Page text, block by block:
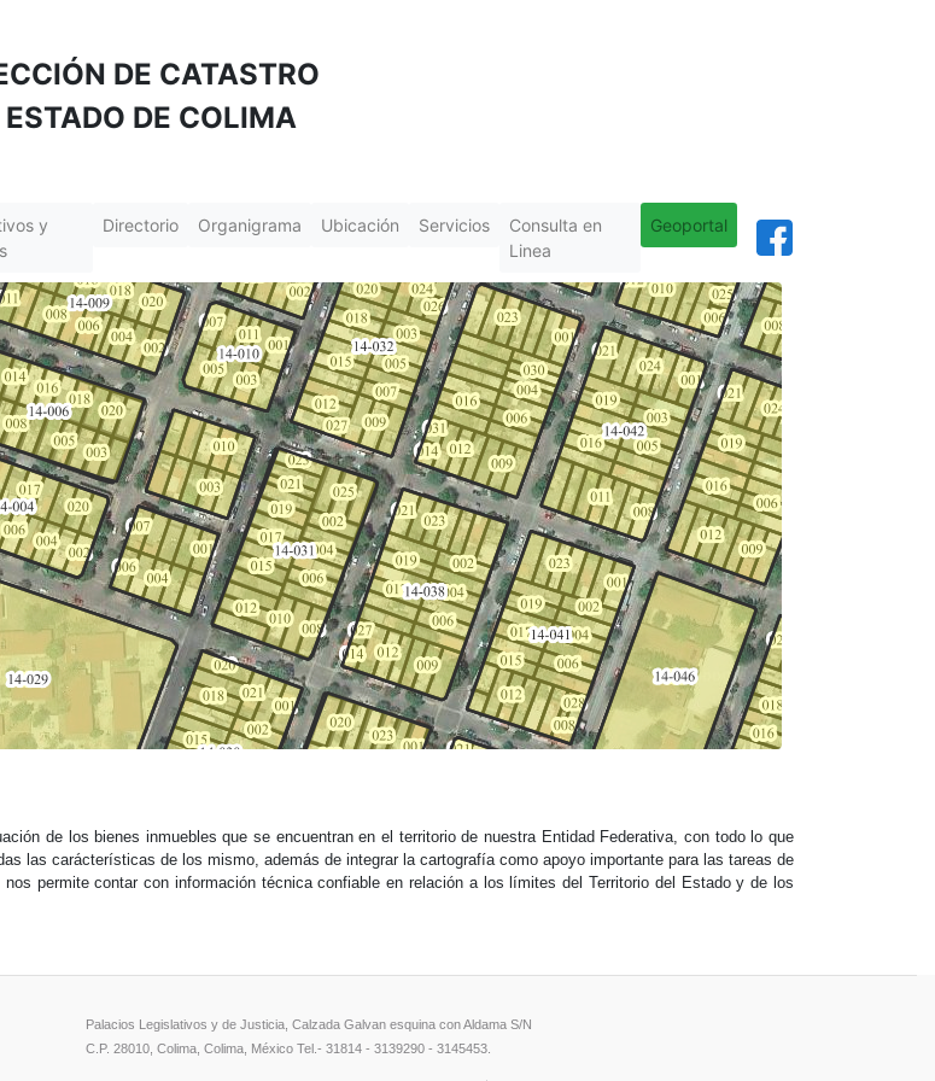
DE CATASTRO
ESTADO DE COLIMA
y
Directorio Organigrama Ubicación Servicios
Consulta en
Linea
Geoportal
de los bienes inmuebles que se encuentran en el territorio de nuestra Entidad Federativa, con todo lo que
las carácterísticas de los mismo, además de integrar la cartografía como apoyo importante para las tareas de
permite contar con información técnica confiable en relación a los límites del Territorio del Estado y de los
Palacios Legislativos y de Justicia, Calzada Galvan esquina con Aldama S/N
C.P. 28010, Colima, Colima, México Tel.- 31814 - 3139290 - 3145453.